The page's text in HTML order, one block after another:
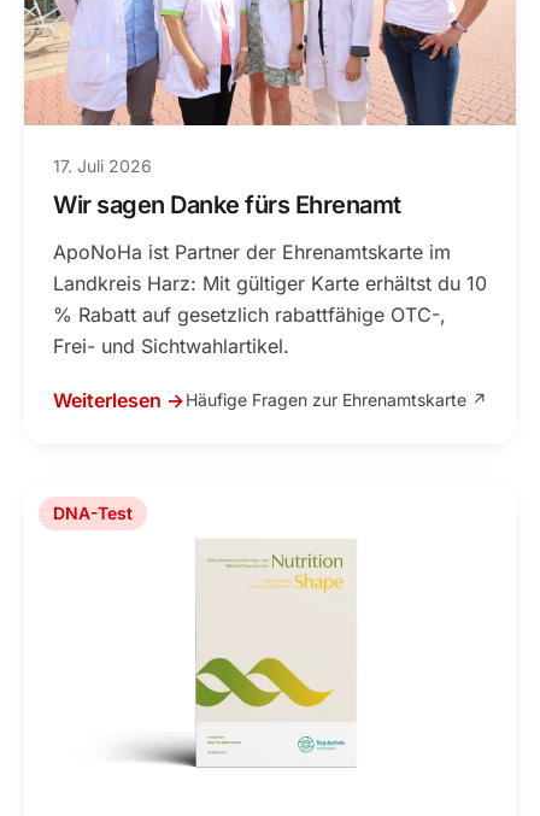
17. Juli 2026
Wir sagen Danke fürs Ehrenamt
ApoNoHa ist Partner der Ehrenamtskarte im
Landkreis Harz: Mit gültiger Karte erhältst du 10
% Rabatt auf gesetzlich rabattfähige OTC-,
Frei- und Sichtwahlartikel.
Weiterlesen →Häufige Fragen zur Ehrenamtskarte ↗
DNA-Test